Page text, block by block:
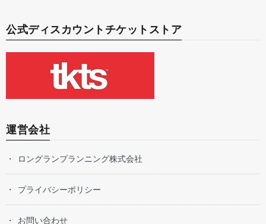
公式ディスカウントチケットストア
運営会社
ロングランプランニング株式会社
プライバシーポリシー
お問い合わせ